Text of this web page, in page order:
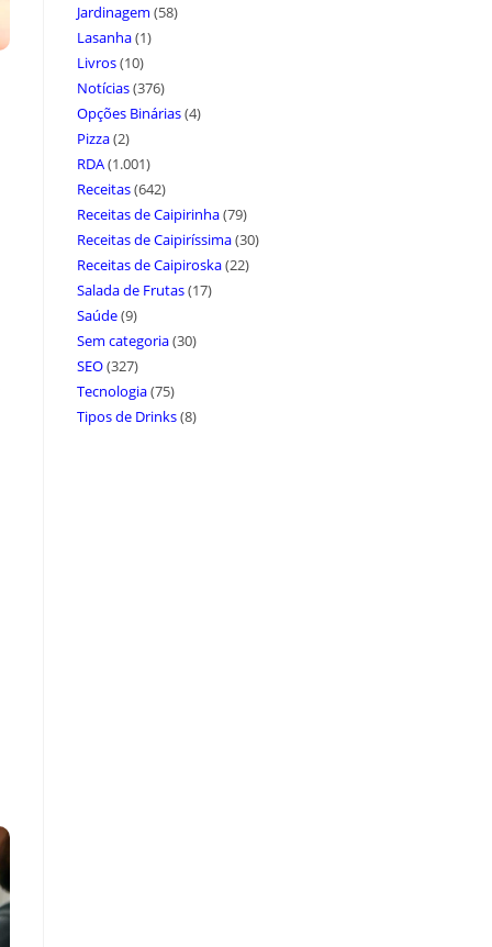
Jardinagem (58)
Lasanha(1)
Livros(10)
Notícias(376)
Opções Binárias(4)
Pizza(2)
RDA(1.001)
Receitas(642)
Receitas de Caipirinha(79)
Receitas de Caipiríssima(30)
Receitas de Caipiroska(22)
Salada de Frutas(17)
Saúde(9)
Sem categoria(30)
SEO(327)
Tecnologia(75)
Tipos de Drinks(8)